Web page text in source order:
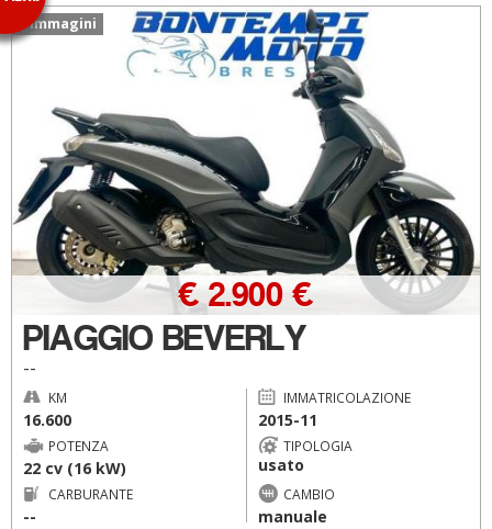
5 immagini
PIAGGIO BEVERLY
--
€ 2.900 €
KM
16.600
IMMATRICOLAZIONE
2015-11
POTENZA
22 cv (16 kW)
TIPOLOGIA
usato
CARBURANTE
--
CAMBIO
manuale